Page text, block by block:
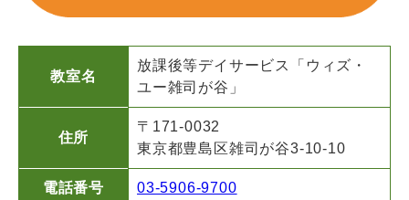
教室名
放課後等デイサービス「ウィズ・
ユー雑司が谷」
住所
〒171-0032
東京都豊島区雑司が谷3-10-10
電話番号 03-5906-9700